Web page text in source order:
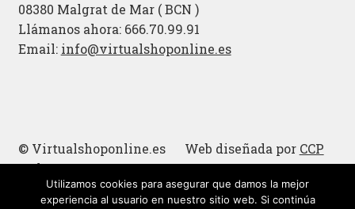
08380 Malgrat de Mar ( BCN )
Llámanos ahora: 666.70.99.91
Email: info@virtualshoponline.es
© Virtualshoponline.es Web diseñada por CCP
Cadena
Cucharas de madera
Utilizamos cookies para asegurar que damos la mejor
experiencia al usuario en nuestro sitio web. Si continúa